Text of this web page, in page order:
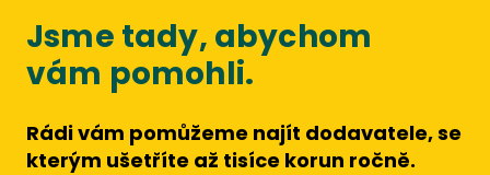
Jsme tady, abychom
vám pomohli.
Rádi vám pomůžeme najít dodavatele, se
kterým ušetříte až tisíce korun ročně.